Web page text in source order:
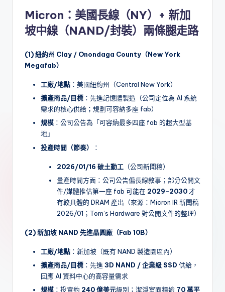
Micron：美國長線（NY）+ 新加
坡中線（NAND/封裝）兩條腿走路
(1) 紐約州 Clay / Onondaga County（New York
Megafab）
工廠/地點 ：美國紐約州（Central New York）
擴產商品/目標 ：先進記憶體製造（公司定位為 AI 系統
需求的核心供給；規劃可容納多座 fab）
規模 ：公司公告為「可容納最多四座 fab 的超大型基
地」
投產時間（節奏）
：
2026/01/16 破土動工 （公司新聞稿）
量產時間方面：公司公告偏長線敘事；部分公開文
件/媒體推估第一座 fab 可能在 2029–2030才
有較具體的 DRAM 產出（來源：Micron IR 新聞稿
2026/01；Tom’s Hardware 對公開文件的整理）
(2) 新加坡 NAND 先進晶圓廠（Fab 10B）
工廠/地點 ：新加坡（既有 NAND 製造園區內）
擴產商品/目標 ：先進 3D NAND / 企業級 SSD 供給，
回應 AI 資料中心的高容量需求
規模 ：投資約 240 億美元級別；潔淨室面積逾 70 萬平